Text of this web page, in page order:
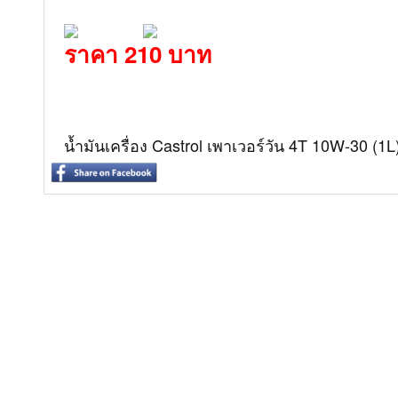
ราคา 210 บาท
น้ำมันเครื่อง Castrol เพาเวอร์วัน 4T 10W-30